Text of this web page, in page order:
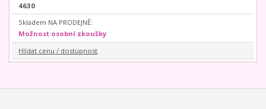
4630
Skladem NA PRODEJNĚ:
Možnost osobní zkoušky
Hlídat cenu / dostupnost